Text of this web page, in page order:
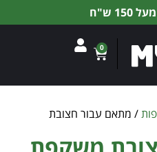
ש"ח
0
/ מתאם עבור חצובת